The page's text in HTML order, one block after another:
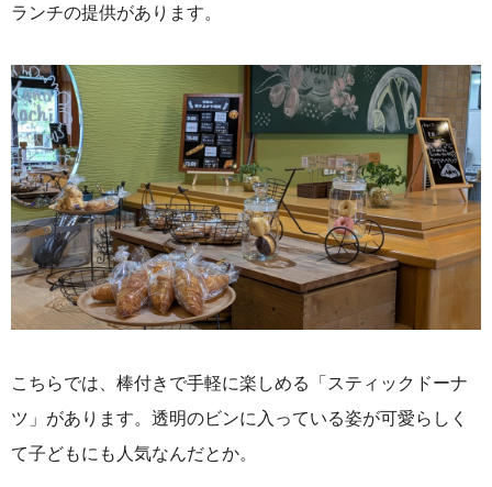
ランチの提供があります。
こちらでは、 棒付きで手軽に楽しめる「スティックドーナ
ツ」があります。透明のビンに入っている姿が可愛らしく
て子どもにも人気なんだとか。